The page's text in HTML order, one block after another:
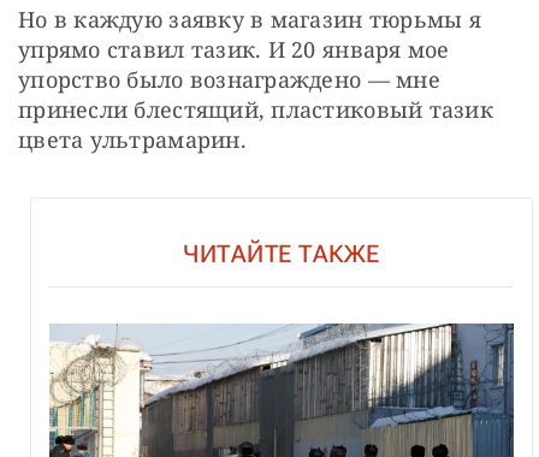
Но в каждую заявку в магазин тюрьмы я
упрямо ставил тазик. И 20 января мое
упорство было вознаграждено — мне
принесли блестящий, пластиковый тазик
цвета ультрамарин.
ЧИТАЙТЕ ТАКЖЕ